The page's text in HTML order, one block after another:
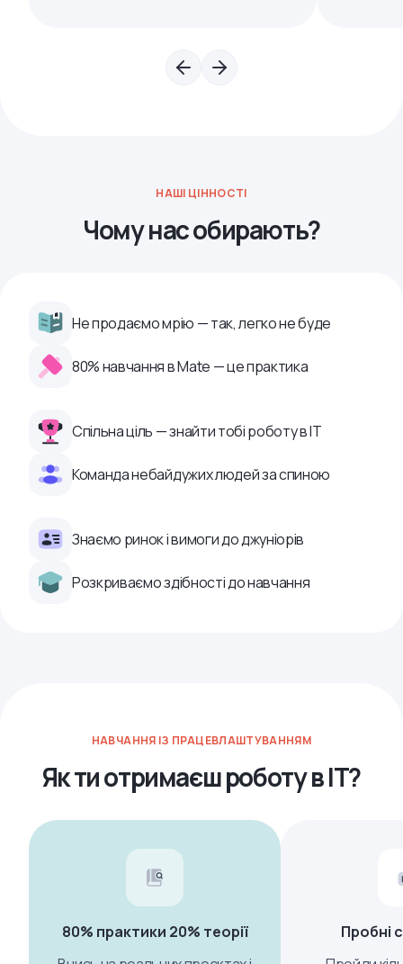
НАШІ ЦІННОСТІ
Чому нас обирають?
Не продаємо мрію — так, легко не буде
80% навчання в Mate — це практика
Спільна ціль — знайти тобі роботу в ІТ
Команда небайдужих людей за спиною
Знаємо ринок і вимоги до джуніорів
Розкриваємо здібності до навчання
НАВЧАННЯ ІЗ ПРАЦЕВЛАШТУВАННЯМ
Як ти отримаєш роботу в ІТ?
80% практики 20% теорії
Пробні